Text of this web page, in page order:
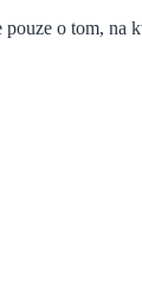
o tom,